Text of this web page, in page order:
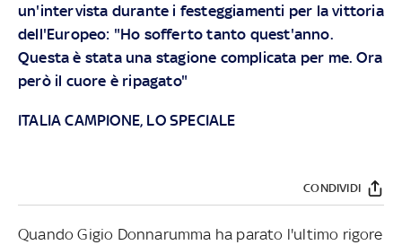
un'intervista durante i festeggiamenti per la vittoria
dell'Europeo: "Ho sofferto tanto quest'anno.
Questa è stata una stagione complicata per me. Ora
però il cuore è ripagato"
ITALIA CAMPIONE, LO SPECIALE
CONDIVIDI
Quando Gigio Donnarumma ha parato l'ultimo rigore